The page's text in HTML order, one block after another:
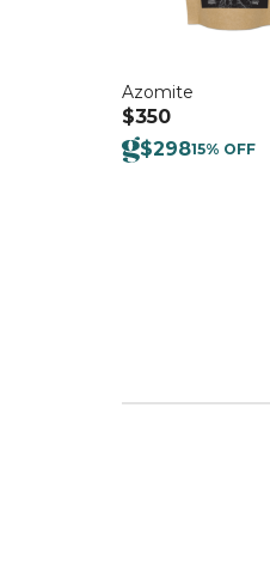
Azomite
$350
$29815% OFF